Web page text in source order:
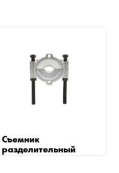
Съемник
разделительный